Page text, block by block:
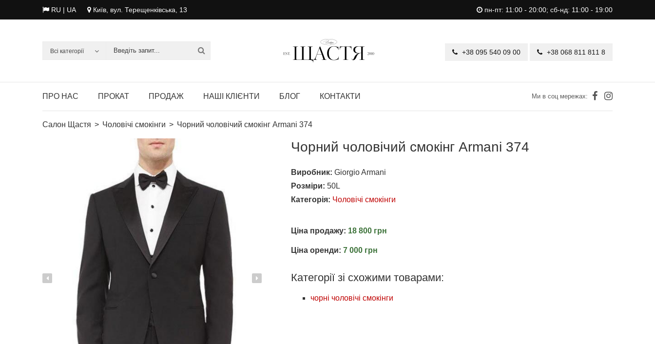
RU | UA Київ, вул. Терещенківська, 13 пн-пт: 11:00 - 20:00; сб-нд: 11:00 - 19:00
Всі категорії +38 095 540 09 00 +38 068 811 811 8
ПРО НАС ПРОКАТ ПРОДАЖ НАШІ КЛІЄНТИ БЛОГ КОНТАКТИ Ми в соц мережах:
Салон Щастя Чоловічі смокінги Чорний чоловічий смокінг Armani 374
Чорний чоловічий смокінг Armani 374
Виробник: Giorgio Armani
Розміри: 50L
Категорія: Чоловічі смокінги
Ціна продажу: 18 800 грн
Ціна оренди: 7 000 грн
Категорії зі схожими товарами:
чорні чоловічі смокінги